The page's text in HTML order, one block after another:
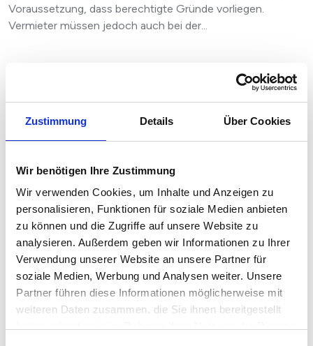
Zustimmung Details Über Cookies
Wir benötigen Ihre Zustimmung
Wir verwenden Cookies, um Inhalte und Anzeigen zu
personalisieren, Funktionen für soziale Medien anbieten
zu können und die Zugriffe auf unsere Website zu
analysieren. Außerdem geben wir Informationen zu Ihrer
Verwendung unserer Website an unsere Partner für
soziale Medien, Werbung und Analysen weiter. Unsere
Partner führen diese Informationen möglicherweise mit
weiteren Daten zusammen, die Sie ihnen bereitgestellt
Voraussetzung, dass berechtigte Gründe vorliegen.
Vermieter müssen jedoch auch bei der...
Wann ist eine fristlose Wohnungskündigung durch
den Vermieter möglich?
Das Grundrecht auf Wohnen ist in Deutschland durch den
Gesetzgeber in besonderem Maße geschützt. Deshalb